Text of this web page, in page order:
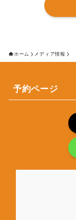
ホーム メディア情報
予約ページ